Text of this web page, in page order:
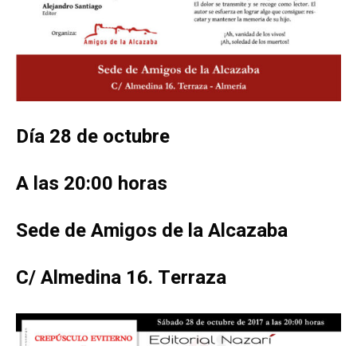
Día 28 de octubre
A las 20:00 horas
Sede de Amigos de la Alcazaba
C/ Almedina 16. Terraza